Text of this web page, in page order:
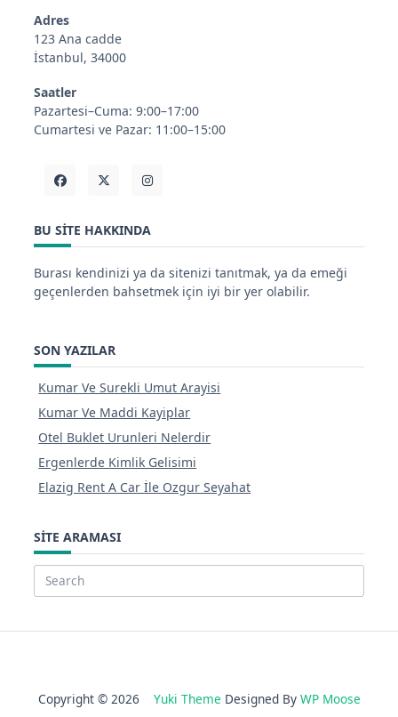
Adres
123 Ana cadde
İstanbul, 34000
Saatler
Pazartesi–Cuma: 9:00–17:00
Cumartesi ve Pazar: 11:00–15:00
BU SITE HAKKINDA
Burası kendinizi ya da sitenizi tanıtmak, ya da emeği
geçenlerden bahsetmek için iyi bir yer olabilir.
SON YAZILAR
Kumar Ve Surekli Umut Arayisi
Kumar Ve Maddi Kayiplar
Otel Buklet Urunleri Nelerdir
Ergenlerde Kimlik Gelisimi
Elazig Rent A Car İle Ozgur Seyahat
SITE ARAMASI
Search
Copyright © 2026 Yuki Theme Designed By WP Moose